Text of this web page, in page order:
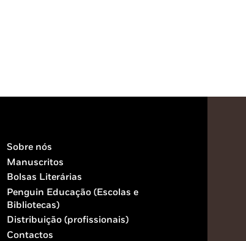
Sobre nós
Manuscritos
Bolsas Literárias
Penguin Educação (Escolas e
Bibliotecas)
Distribuição (profissionais)
Contactos